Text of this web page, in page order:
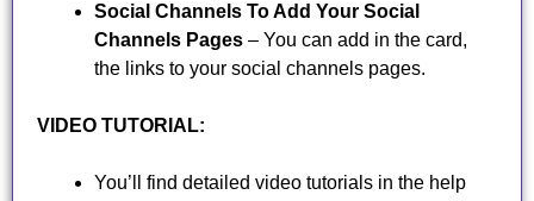
Social Channels To Add Your Social
Channels Pages – You can add in the card,
the links to your social channels pages.
VIDEO TUTORIAL:
You’ll find detailed video tutorials in the help